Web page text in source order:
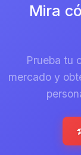
Mira
Prueba tu
mercado y